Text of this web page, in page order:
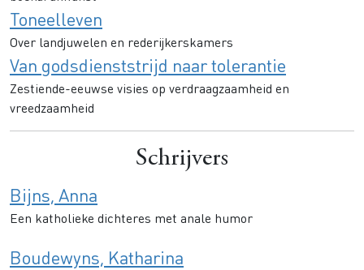
Toneelleven
Over landjuwelen en rederijkerskamers
Van godsdienststrijd naar tolerantie
Zestiende-eeuwse visies op verdraagzaamheid en
vreedzaamheid
Schrijvers
Bijns, Anna
Een katholieke dichteres met anale humor
Boudewyns, Katharina